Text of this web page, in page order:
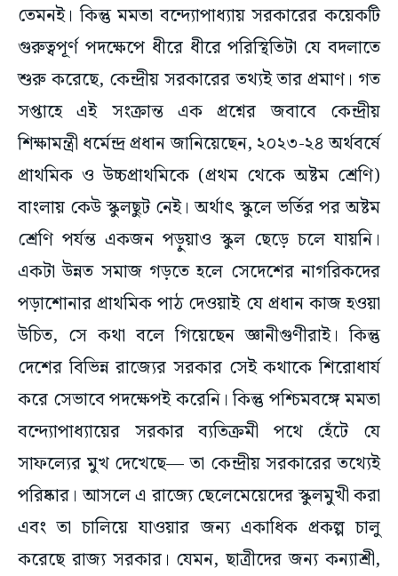
তেমনই। কিন্তু মমতা বন্দ্যোপাধ্যায় সরকারের কয়েকটি
গুরুত্বপূর্ণ পদক্ষেপে ধীরে ধীরে পরিস্থিতিটা যে বদলাতে
শুরু করেছে, কেন্দ্রীয় সরকারের তথ্যই তার প্রমাণ। গত
সপ্তাহে এই সংক্রান্ত এক প্রশ্নের জবাবে কেন্দ্রীয়
শিক্ষামন্ত্রী ধর্মেন্দ্র প্রধান জানিয়েছেন, ২০২৩-২৪ অর্থবর্ষে
প্রাথমিক ও উচ্চপ্রাথমিকে (প্রথম থেকে অষ্টম শ্রেণি)
বাংলায় কেউ স্কুলছুট নেই। অর্থাৎ স্কুলে ভর্তির পর অষ্টম
শ্রেণি পর্যন্ত একজন পড়ুয়াও স্কুল ছেড়ে চলে যায়নি।
একটা উন্নত সমাজ গড়তে হলে সেদেশের নাগরিকদের
পড়াশোনার প্রাথমিক পাঠ দেওয়াই যে প্রধান কাজ হওয়া
উচিত, সে কথা বলে গিয়েছেন জ্ঞানীগুণীরাই। কিন্তু
দেশের বিভিন্ন রাজ্যের সরকার সেই কথাকে শিরোধার্য
করে সেভাবে পদক্ষেপই করেনি। কিন্তু পশ্চিমবঙ্গে মমতা
বন্দ্যোপাধ্যায়ের সরকার ব্যতিক্রমী পথে হেঁটে যে
সাফল্যের মুখ দেখেছে— তা কেন্দ্রীয় সরকারের তথ্যেই
পরিষ্কার। আসলে এ রাজ্যে ছেলেমেয়েদের স্কুলমুখী করা
এবং তা চালিয়ে যাওয়ার জন্য একাধিক প্রকল্প চালু
করেছে রাজ্য সরকার। যেমন, ছাত্রীদের জন্য কন্যাশ্রী,